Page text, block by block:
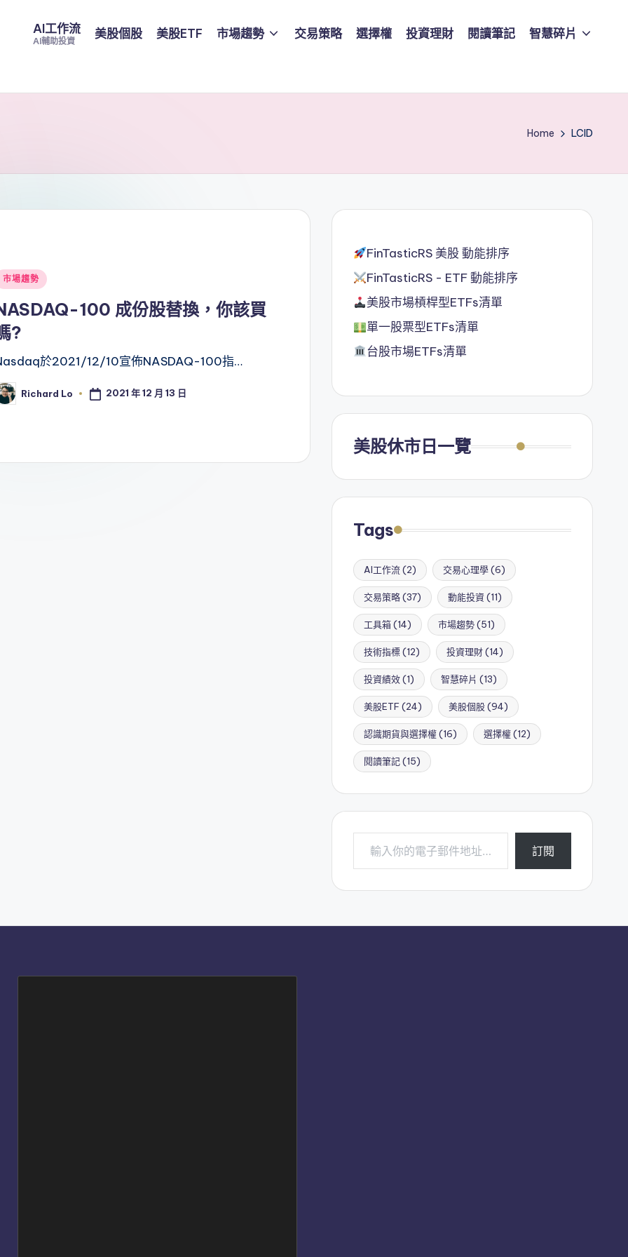
AI工作流
AI輔助投資
美股個股 美股ETF 市場趨勢 交易策略 選擇權 投資理財 閱讀筆記 智慧碎片
Home LCID
市場趨勢
100 成份股替換，你該買
?
於2021/12/10宣佈NASDAQ-100指…
Richard Lo 2021 年 12 月 13 日
FinTasticRS 美股 動能排序
FinTasticRS - ETF 動能排序
美股市場槓桿型ETFs清單
單一股票型ETFs清單
台股市場ETFs清單
美股休市日一覽
Tags
AI工作流(2) 交易心理學(6)
交易策略(37) 動能投資(11)
工具箱(14) 市場趨勢(51)
技術指標(12) 投資理財(14)
投資績效(1) 智慧碎片 (13)
美股ETF(24) 美股個股(94)
認識期貨與選擇權(16) 選擇權(12)
閱讀筆記(15)
輸入你的電子郵件地址…
訂閱